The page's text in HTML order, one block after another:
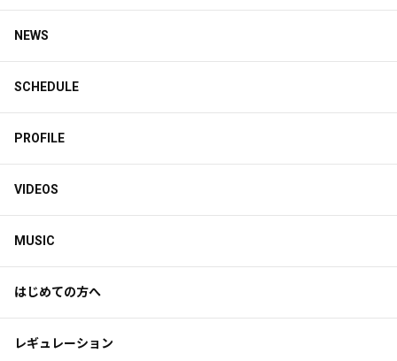
NEWS
SCHEDULE
PROFILE
VIDEOS
MUSIC
はじめての方へ
レギュレーション